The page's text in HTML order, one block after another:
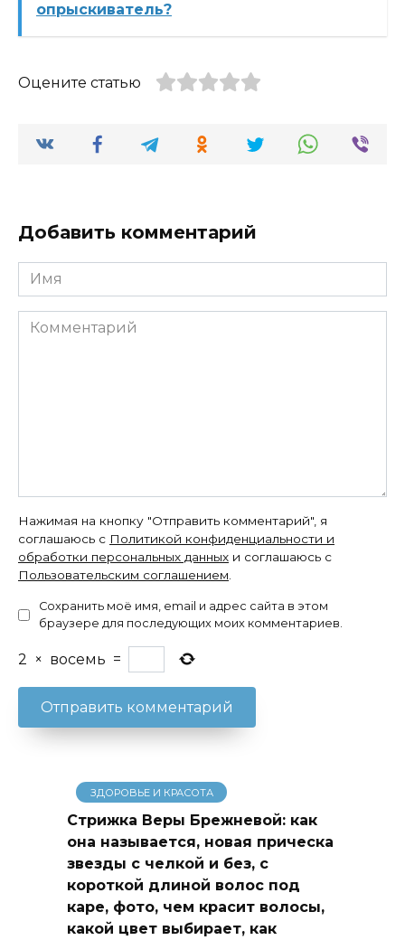
опрыскиватель?
Оцените статью
Добавить комментарий
Имя
Комментарий
Нажимая на кнопку "Отправить комментарий", я
соглашаюсь с Политикой конфиденциальности и
обработки персональных данных и соглашаюсь с
Пользовательским соглашением.
Сохранить моё имя, email и адрес сайта в этом
браузере для последующих моих комментариев.
2 × восемь =
ЗДОРОВЬЕ И КРАСОТА
Стрижка Веры Брежневой: как
она называется, новая прическа
звезды с челкой и без, с
короткой длиной волос под
каре, фото, чем красит волосы,
какой цвет выбирает, как